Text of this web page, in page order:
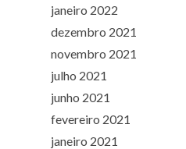
janeiro 2022
dezembro 2021
novembro 2021
julho 2021
junho 2021
fevereiro 2021
janeiro 2021